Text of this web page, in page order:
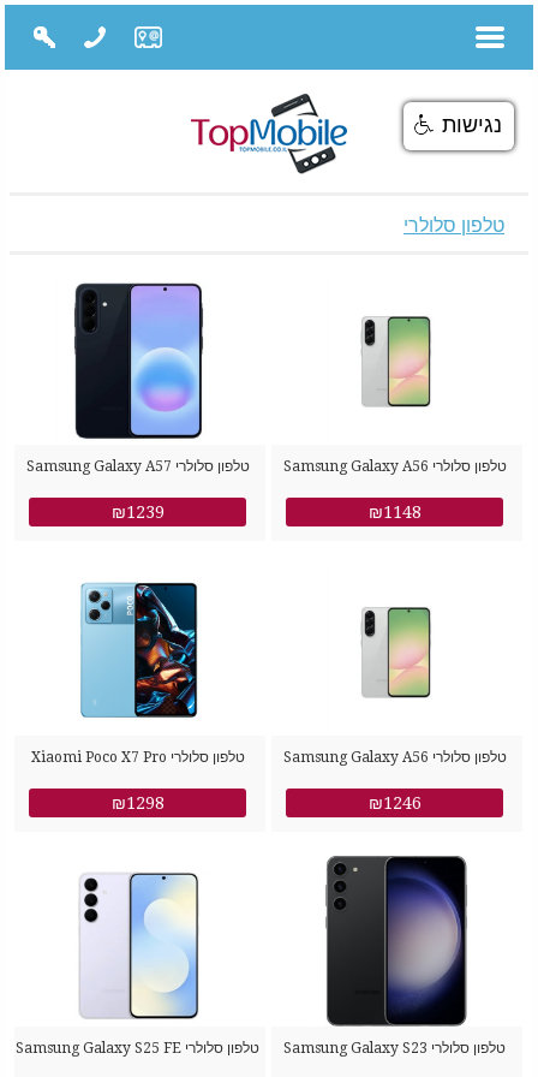
טלפון סלולרי
טלפון סלולרי Samsung Galaxy A56
SM-A566B/DS 128GB 8GB RAM
₪1148
טלפון סלולרי Samsung Galaxy A57
SM-A576B/DS 256GB 8GB RAM
₪1239
טלפון סלולרי Samsung Galaxy A56
SM-A566B/DS 256GB 8GB RAM
₪1246
טלפון סלולרי Xiaomi Poco X7 Pro
512GB 12GB RAM שיאומי
₪1298
טלפון סלולרי Samsung Galaxy S23 טלפון סלולרי Samsung Galaxy S25 FE
נגישות